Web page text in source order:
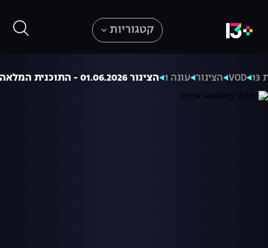
קטגוריות
VOD הצינור עונה 1 הצינור 01.06.2026 - התוכנית המלאה